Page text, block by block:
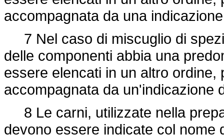
accompagnata da una
7 Nel caso di miscuglio di
delle componenti abbia una
essere elencati in un altro
accompagnata da un'indicazione
8 Le carni, utilizzate nella
devono essere indicate col nome